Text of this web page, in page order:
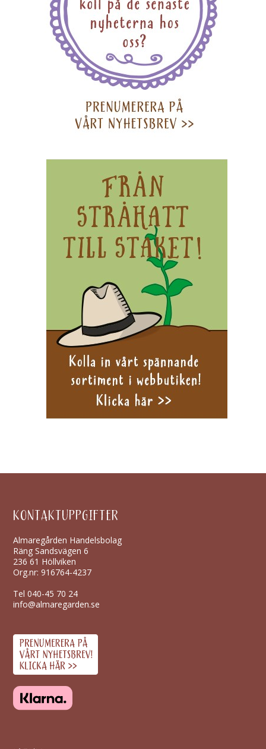
KONTAKTUPPGIFTER
Almaregården Handelsbolag
Räng Sandsvägen 6
236 61 Höllviken
Org.nr: 916764-4237
Tel040-45 70 24
info@almaregarden.se